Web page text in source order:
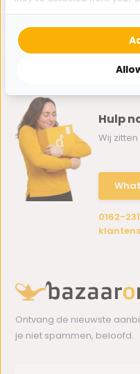
279,- 229,-
Hulp
Wij
0162-
Ontvang de nieuwste
je niet spammen, beloofd.